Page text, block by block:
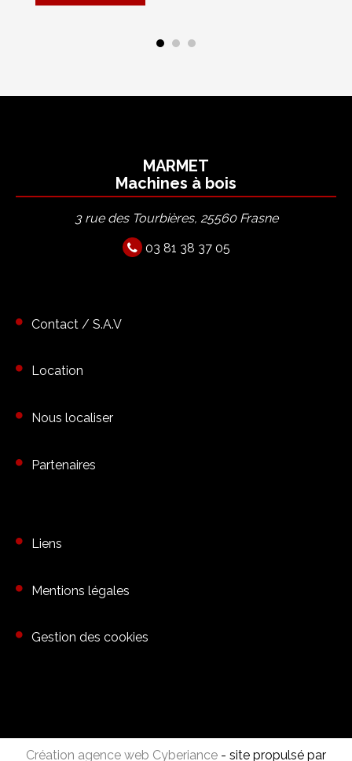
MARMET
Machines à bois
3 rue des Tourbières, 25560 Frasne
03 81 38 37 05
Contact / S.A.V
Location
Nous localiser
Partenaires
Liens
Mentions légales
Gestion des cookies
Création agence web Cyberiance - site propulsé par